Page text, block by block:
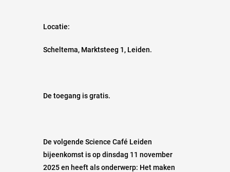
Locatie:
Scheltema, Marktsteeg 1, Leiden.
De toegang is gratis.
De volgende Science Café Leiden
bijeenkomst is op dinsdag 11 november
2025 en heeft als onderwerp: Het maken